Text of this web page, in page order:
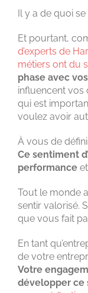
Il y a de quoi
Et pourtant,
d’experts de
métiers ont du
phase avec
influencent vos
qui est
voulez avoir
À vous de
Ce sentiment
performance
Tout le monde
sentir valorisé.
que vous fait
En tant
de votre
Votre
développer ce